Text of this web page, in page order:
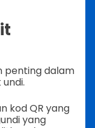
penting dalam
kod QR yang
yang